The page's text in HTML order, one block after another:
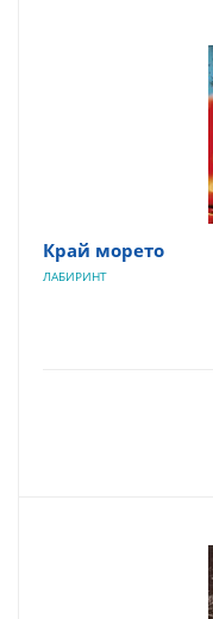
Край морето
ЛАБИРИНТ